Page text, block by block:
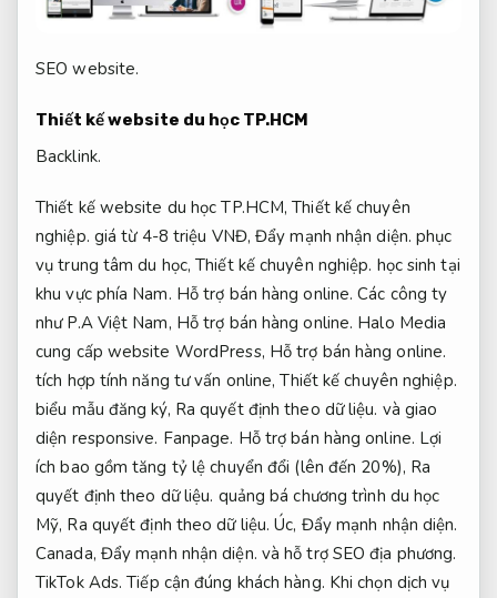
SEO website.
Thiết kế website du học TP.HCM
Backlink.
Thiết kế website du học TP.HCM,Thiết kế chuyên
nghiệp. giá từ 4-8 triệu VNĐ,Đẩy mạnh nhận diện. phục
vụ trung tâm du học,Thiết kế chuyên nghiệp. học sinh tại
khu vực phía Nam. Hỗ trợ bán hàng online. Các công ty
như P.A Việt Nam, Hỗ trợ bán hàng online. Halo Media
cung cấp website WordPress, Hỗ trợ bán hàng online.
tích hợp tính năng tư vấn online,Thiết kế chuyên nghiệp.
biểu mẫu đăng ký, Ra quyết định theo dữ liệu. và giao
diện responsive. Fanpage. Hỗ trợ bán hàng online. Lợi
ích bao gồm tăng tỷ lệ chuyển đổi (lên đến 20%), Ra
quyết định theo dữ liệu. quảng bá chương trình du học
Mỹ, Ra quyết định theo dữ liệu. Úc, Đẩy mạnh nhận diện.
Canada, Đẩy mạnh nhận diện. và hỗ trợ SEO địa phương.
TikTok Ads. Tiếp cận đúng khách hàng. Khi chọn dịch vụ